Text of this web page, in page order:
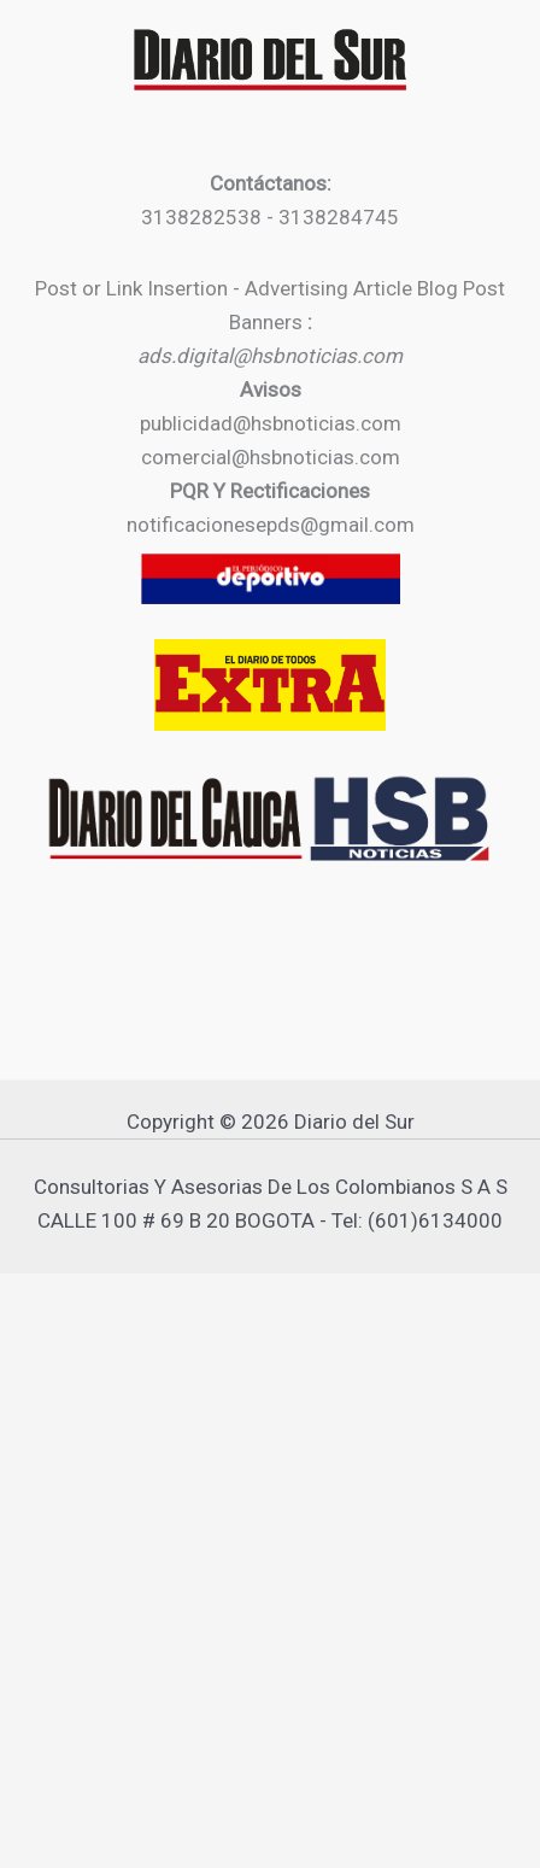
Contáctanos:
3138282538 - 3138284745
Post or Link Insertion - Advertising Article Blog Post
Banners :
ads.digital@hsbnoticias.com
Avisos
publicidad@hsbnoticias.com
comercial@hsbnoticias.com
PQR Y Rectificaciones
notificacionesepds@gmail.com
Copyright © 2026 Diario del Sur
Consultorias Y Asesorias De Los Colombianos S A S
CALLE 100 # 69 B 20 BOGOTA - Tel: (601)6134000